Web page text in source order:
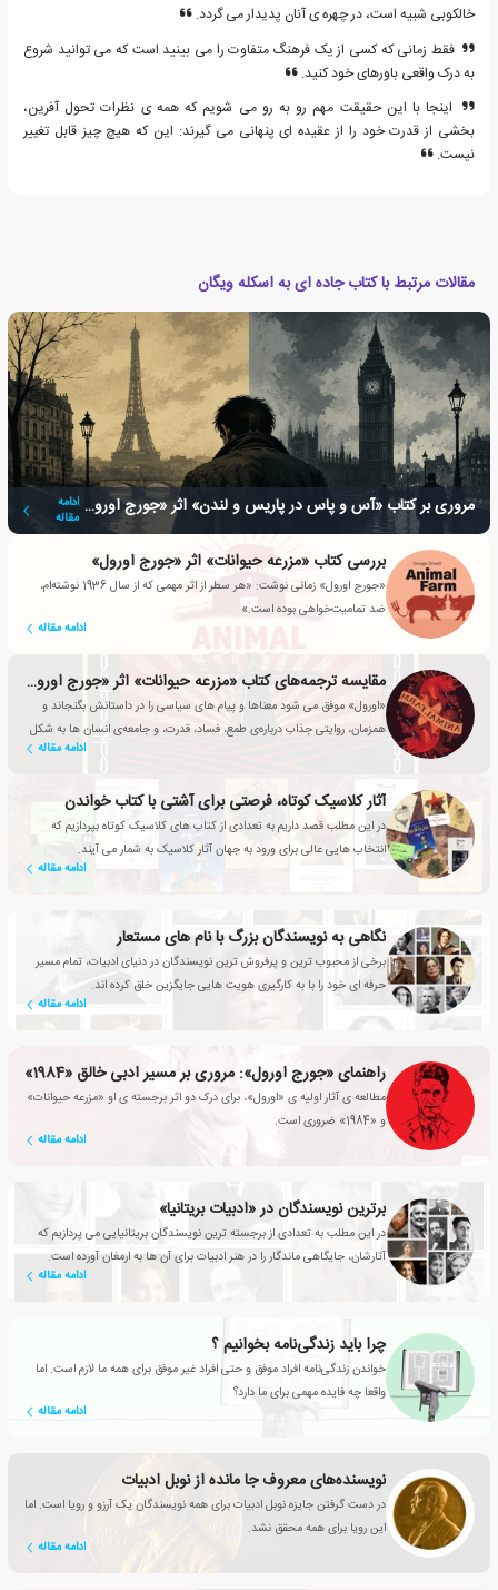
خالکوبی شبیه است، در چهره ی آنان پدیدار می گردد.
فقط زمانی که کسی از یک فرهنگ متفاوت را می بینید است که می توانید شروع
به درک واقعی باورهای خود کنید.
اینجا با این حقیقت مهم رو به رو می شویم که همه ی نظرات تحول آفرین،
بخشی از قدرت خود را از عقیده ای پنهانی می گیرند: این که هیچ چیز قابل تغییر
نیست.
مقالات مرتبط با کتاب جاده ای به اسکله ویگان
مروری بر کتاب «آس و پاس در پاریس و لندن» اثر «جورج اورول» ادامه
مقاله
بررسی کتاب «مزرعه حیوانات» اثر «جورج اورول»
«جورج اورول» زمانی نوشت: «هر سطر از اثر مهمی که از سال 1936 نوشته‌ام،
ضد تمامیت‌خواهی بوده است.»
ادامه مقاله
مقایسه ترجمه‌های کتاب «مزرعه حیوانات» اثر «جورج اورول»
«اورول» موفق می شود معناها و پیام های سیاسی را در داستانش بگنجاند و
همزمان، روایتی جذاب درباره‌ی طمع، فساد، قدرت، و جامعه‌ی انسان ها به شکل
ادامه مقاله
آثار کلاسیک کوتاه، فرصتی برای آشتی با کتاب خواندن
در این مطلب قصد داریم به تعدادی از کتاب های کلاسیک کوتاه بپردازیم که
انتخاب هایی عالی برای ورود به جهان آثار کلاسیک به شمار می آیند.
ادامه مقاله
نگاهی به نویسندگان بزرگ با نام های مستعار
برخی از محبوب ترین و پرفروش ترین نویسندگان در دنیای ادبیات، تمام مسیر
حرفه ای خود را با به کارگیری هویت هایی جایگزین خلق کرده اند.
ادامه مقاله
راهنمای «جورج اورول»: مروری بر مسیر ادبی خالق «1984»
مطالعه ی آثار اولیه ی «اورول»، برای درک دو اثر برجسته ی او «مزرعه حیوانات»
و «1984» ضروری است.
ادامه مقاله
برترین نویسندگان در «ادبیات بریتانیا»
در این مطلب به تعدادی از برجسته ترین نویسندگان بریتانیایی می پردازیم که
آثارشان، جایگاهی ماندگار را در هنر ادبیات برای آن ها به ارمغان آورده است.
ادامه مقاله
چرا باید زندگی‌نامه بخوانیم ؟
خواندن زندگی‌نامه افراد موفق و حتی افراد غیر موفق برای همه ما لازم است. اما
واقعا چه فایده مهمی برای ما دارد؟
ادامه مقاله
نویسنده‌های معروف جا مانده از نوبل ادبیات
در دست گرفتن جایزه نوبل ادبیات برای همه نویسندگان یک آرزو و رویا است. اما
این رویا برای همه محقق نشد.
ادامه مقاله